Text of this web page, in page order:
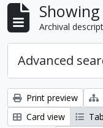
Archival
Advanced
Print preview
Card view